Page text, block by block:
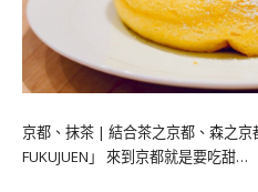
京都、抹茶 | 結合茶之京都、森之
FUKUJUEN」 來到京都就是要吃甜…